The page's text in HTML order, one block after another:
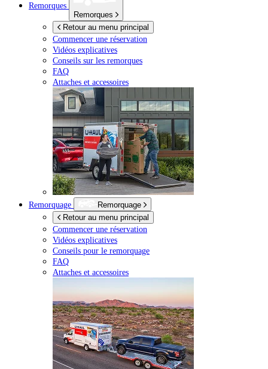
Remorques
Remorques
Retour au menu principal
Commencer une réservation
Vidéos explicatives
Conseils sur les remorques
FAQ
Attaches et accessoires
Remorquage
Remorquage
Retour au menu principal
Commencer une réservation
Vidéos explicatives
Conseils pour le remorquage
FAQ
Attaches et accessoires